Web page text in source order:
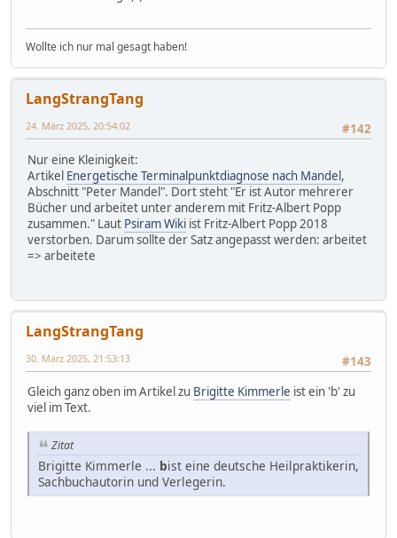
Wollte ich nur mal gesagt haben!
LangStrangTang
#142
24. März 2025, 20:54:02
Nur eine Kleinigkeit:
Artikel Energetische Terminalpunktdiagnose nach Mandel,
Abschnitt "Peter Mandel". Dort steht "Er ist Autor mehrerer
Bücher und arbeitet unter anderem mit Fritz-Albert Popp
zusammen." Laut Psiram Wiki ist Fritz-Albert Popp 2018
verstorben. Darum sollte der Satz angepasst werden: arbeitet
=> arbeitete
LangStrangTang
#143
30. März 2025, 21:53:13
Gleich ganz oben im Artikel zu Brigitte Kimmerle ist ein 'b' zu
viel im Text.
Zitat
Brigitte Kimmerle ... bist eine deutsche Heilpraktikerin,
Sachbuchautorin und Verlegerin.